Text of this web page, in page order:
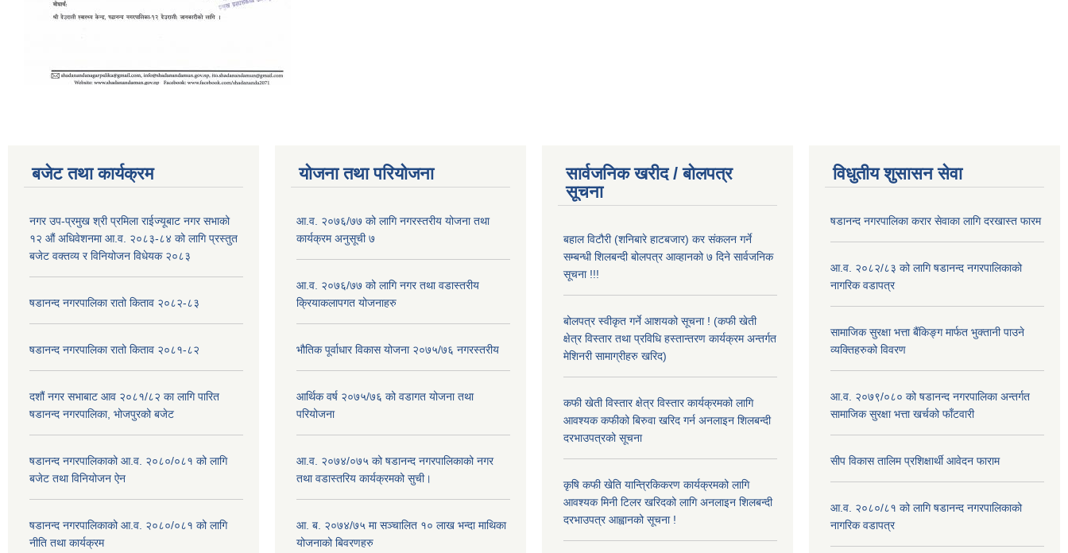
बजेट तथा कार्यक्रम
नगर उप-प्रमुख श्री प्रमिला राईज्यूबाट नगर सभाको
१२ ‍औं अधिवेशनमा आ.व. २०८३-८४ को लागि प्रस्तुत
बजेट वक्तव्य र विनियोजन विधेयक २०८३
षडानन्द नगरपालिका रातो किताव २०८२-८३
षडानन्द नगरपालिका रातो किताव २०८१-८२
दशौं नगर सभाबाट आव २०८१/८२ का लागि पारित
षडानन्द नगरपालिका, भोजपुरको बजेट
षडानन्द नगरपालिकाको आ.व. २०८०/०८१ को लागि
बजेट तथा विनियोजन ऐन
षडानन्द नगरपालिकाको आ.व. २०८०/०८१ को लागि
नीति तथा कार्यक्रम
योजना तथा परियोजना
आ.व. २०७६/७७ को लागि नगरस्तरीय योजना तथा
कार्यक्रम अनुसूची ७
आ.व. २०७६/७७ को लागि नगर तथा वडास्तरीय
क्रियाकलापगत योजनाहरु
भौतिक पूर्वाधार विकास योजना २०७५/७६ नगरस्तरीय
आर्थिक वर्ष २०७५/७६ को वडागत योजना तथा
परियोजना
आ.व. २०७४/०७५ को षडानन्द नगरपालिकाको नगर
तथा वडास्तरिय कार्यक्रमको सुची।
आ. ब. २०७४/७५ मा सञ्चालित १० लाख भन्दा माथिका
योजनाको बिवरणहरु
सार्वजनिक खरीद / बोलपत्र
सूचना
बहाल विटौरी (शनिबारे हाटबजार) कर संकलन गर्ने
सम्बन्धी शिलबन्दी बोलपत्र आव्हानको ७ दिने सार्वजनिक
सूचना !!!
बोलपत्र स्वीकृत गर्ने आशयको सूचना ! (कफी खेती
क्षेत्र विस्तार तथा प्रविधि हस्तान्तरण कार्यक्रम अन्तर्गत
मेशिनरी सामाग्रीहरु खरिद)
कफी खेती विस्तार क्षेत्र विस्तार कार्यक्रमको लागि
आवश्यक कफीको बिरुवा खरिद गर्न अनलाइन शिलबन्दी
दरभाउपत्रको सूचना
कृषि कफी खेति यान्त्रिकिकरण कार्यक्रमको लागि
आवश्यक मिनी टिलर खरिदको लागि अनलाइन शिलबन्दी
दरभाउपत्र आह्वानको सूचना !
विधुतीय शुसासन सेवा
षडानन्द नगरपालिका करार सेवाका लागि दरखास्त फारम
आ.व. २०८२/८३ को लागि षडानन्द नगरपालिकाको
नागरिक वडापत्र
सामाजिक सुरक्षा भत्ता बैंकिङ्ग मार्फत भुक्तानी पाउने
व्यक्तिहरुको विवरण
आ.व. २०७९/०८० को षडानन्द नगरपालिका अन्तर्गत
सामाजिक सुरक्षा भत्ता खर्चको फाँटवारी
सीप विकास तालिम प्रशिक्षार्थी आवेदन फाराम
आ.व. २०८०/८१ को लागि षडानन्द नगरपालिकाको
नागरिक वडापत्र